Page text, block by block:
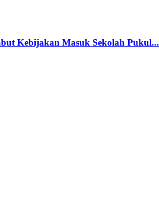
Kebijakan Masuk Sekolah Pukul...